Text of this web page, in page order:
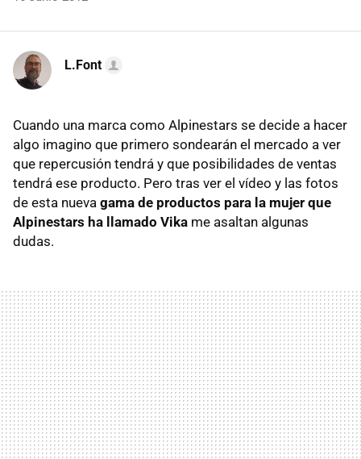
L.Font
Cuando una marca como Alpinestars se decide a hacer
algo imagino que primero sondearán el mercado a ver
que repercusión tendrá y que posibilidades de ventas
tendrá ese producto. Pero tras ver el vídeo y las fotos
de esta nueva gama de productos para la mujer que
Alpinestars ha llamado Vika me asaltan algunas
dudas.